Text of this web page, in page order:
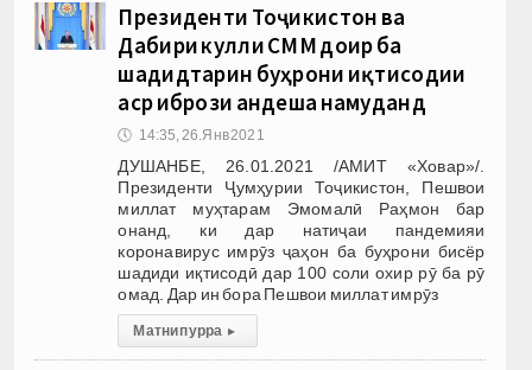
Президенти Тоҷикистон ва
Дабири кулли СММ доир ба
шадидтарин буҳрони иқтисодии
аср ибрози андеша намуданд
🕔 14:35, 26.Янв 2021
ДУШАНБЕ, 26.01.2021 /АМИТ «Ховар»/.
Президенти Ҷумҳурии Тоҷикистон, Пешвои
миллат муҳтарам Эмомалӣ Раҳмон бар
онанд, ки дар натиҷаи пандемияи
коронавирус имрӯз ҷаҳон ба буҳрони бисёр
шадиди иқтисодӣ дар 100 соли охир рӯ ба рӯ
омад. Дар ин бора Пешвои миллат имрӯз
Матни пурра ▸